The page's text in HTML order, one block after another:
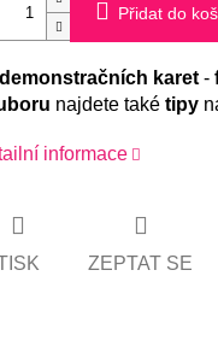
Přidat do
karet -
najdete také tipy
informace
ZEPTAT SE